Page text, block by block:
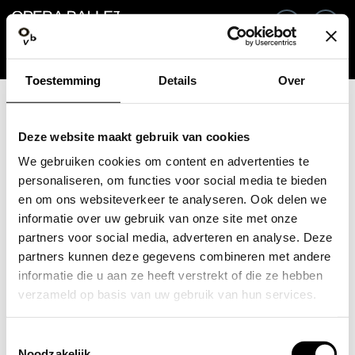
Toestemming Details Over
Deze website maakt gebruik van cookies
We gebruiken cookies om content en advertenties te
personaliseren, om functies voor social media te bieden
en om ons websiteverkeer te analyseren. Ook delen we
informatie over uw gebruik van onze site met onze
partners voor social media, adverteren en analyse. Deze
partners kunnen deze gegevens combineren met andere
informatie die u aan ze heeft verstrekt of die ze hebben
verzameld op basis van uw gebruik van hun services.
Password Forgot password?
Create profile